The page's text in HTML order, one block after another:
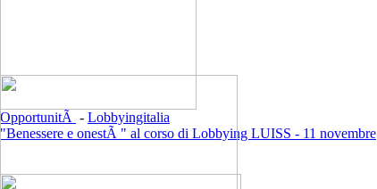
OpportunitÃ - Lobbyingitalia
"Benessere e onestÃ " al corso di Lobbying LUISS - 11 novembre